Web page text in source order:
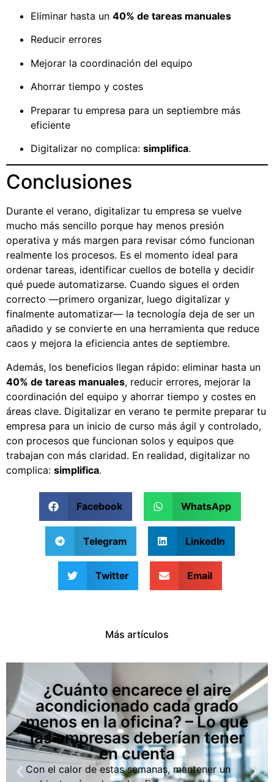
Eliminar hasta un 40% de tareas manuales
Reducir errores
Mejorar la coordinación del equipo
Ahorrar tiempo y costes
Preparar tu empresa para un septiembre más
eficiente
Digitalizar no complica: simplifica.
Conclusiones
Durante el verano, digitalizar tu empresa se vuelve
mucho más sencillo porque hay menos presión
operativa y más margen para revisar cómo funcionan
realmente los procesos. Es el momento ideal para
ordenar tareas, identificar cuellos de botella y decidir
qué puede automatizarse. Cuando sigues el orden
correcto —primero organizar, luego digitalizar y
finalmente automatizar— la tecnología deja de ser un
añadido y se convierte en una herramienta que reduce
caos y mejora la eficiencia antes de septiembre.
Además, los beneficios llegan rápido: eliminar hasta un
40% de tareas manuales, reducir errores, mejorar la
coordinación del equipo y ahorrar tiempo y costes en
áreas clave. Digitalizar en verano te permite preparar tu
empresa para un inicio de curso más ágil y controlado,
con procesos que funcionan solos y equipos que
trabajan con más claridad. En realidad, digitalizar no
complica: simplifica.
Facebook WhatsApp
Telegram LinkedIn
Twitter Email
Más artículos
¿Cuánto encarece el aire
acondicionado cada grado
menos en la oficina? – Lo que
las empresas deberían tener
en cuenta
Con el calor de estas semanas, mantener un